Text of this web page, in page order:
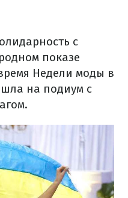
с
показе
Недели моды в
на подиум с